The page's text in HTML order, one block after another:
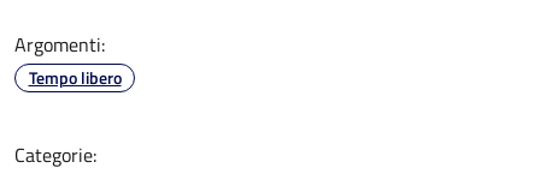
Argomenti:
Tempo libero
Categorie: